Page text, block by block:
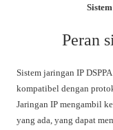
Peran
Sistem jaringan IP
kompatibel dengan
Jaringan IP mengambil
yang ada, yang dapat